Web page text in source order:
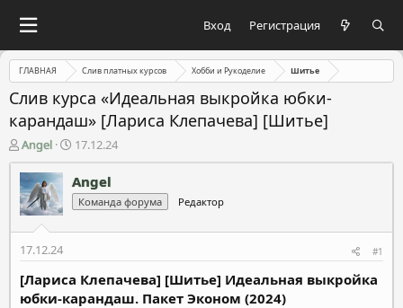
Вход Регистрация
ГЛАВНАЯ Слив платных курсов Хобби и Рукоделие Шитье
Слив курса «Идеальная выкройка юбки-
карандаш» [Лариса Клепачева] [Шитье]
А
в
т
о
р
м
ы
Angel
Д
а
т
а
н
а
а
17.12.24
Angel
Команда форума Редактор
17.12.24 #1
[Лариса Клепачева] [Шитье] Идеальная выкройка
юбки-карандаш. Пакет Эконом (2024)